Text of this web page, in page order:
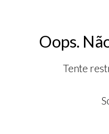
Oops.
Tente